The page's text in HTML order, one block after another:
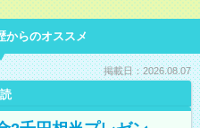
からのオススメ
掲載日：2026.08.07